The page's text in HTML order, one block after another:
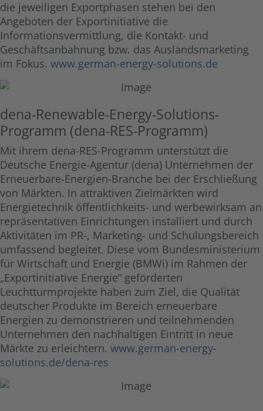
die jeweiligen Exportphasen stehen bei den
Angeboten der Exportinitiative die
Informationsvermittlung, die Kontakt- und
Geschäftsanbahnung bzw. das Auslandsmarketing
im Fokus. www.german-energy-solutions.de
dena-Renewable-Energy-Solutions-
Programm (dena-RES-Programm)
Mit ihrem dena-RES-Programm unterstützt die
Deutsche Energie-Agentur (dena) Unternehmen der
Erneuerbare-Energien-Branche bei der Erschließung
von Märkten. In attraktiven Zielmärkten wird
Energietechnik öffentlichkeits- und werbewirksam an
repräsentativen Einrichtungen installiert und durch
Aktivitäten im PR-, Marketing- und Schulungsbereich
umfassend begleitet. Diese vom Bundesministerium
für Wirtschaft und Energie (BMWi) im Rahmen der
„Exportinitiative Energie“ geförderten
Leuchtturmprojekte haben zum Ziel, die Qualität
deutscher Produkte im Bereich erneuerbare
Energien zu demonstrieren und teilnehmenden
Unternehmen den nachhaltigen Eintritt in neue
Märkte zu erleichtern. www.german-energy-
solutions.de/dena-res